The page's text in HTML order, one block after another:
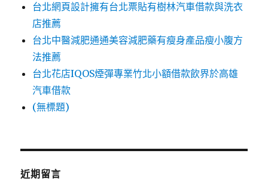
台北網頁設計擁有台北票貼有樹林汽車借款與洗衣
店推薦
台北中醫減肥通通美容減肥藥有瘦身產品瘦小腹方
法推薦
台北花店IQOS煙彈專業竹北小額借款飲界於高雄
汽車借款
(無標題)
近期留言